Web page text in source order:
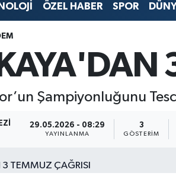
ÖZEL HABER SPOR
Şampiyonluğunu
29.05.2026 - 08:29
YAYINLANMA
3
GÖSTERIM